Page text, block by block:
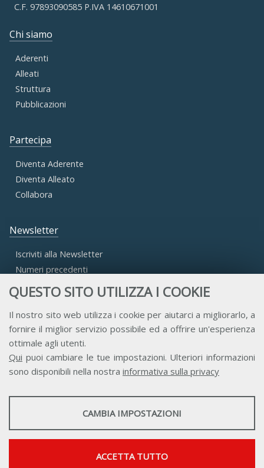
QUESTO SITO UTILIZZA I COOKIE
Il nostro sito web utilizza i cookie per aiutarci a migliorarlo, a
fornire il miglior servizio possibile ed a offrire un'esperienza
ottimale agli utenti.
Qui puoi cambiare le tue impostazioni. Ulteriori informazioni
sono disponibili nella nostra informativa sulla privacy
STATISTICHE
Mostra maggiori informazioni
CAMBIA IMPOSTAZIONI
ACCETTA TUTTO
C.F. 97893090585 P.IVA 14610671001
Chi siamo
Aderenti
Alleati
Struttura
Pubblicazioni
Partecipa
Diventa Aderente
Diventa Alleato
Collabora
Newsletter
Iscriviti alla Newsletter
Numeri precedenti
Accesso Aderenti
Accesso Consulta
Accesso Team
Contatti Privacy Trasparenza Credits